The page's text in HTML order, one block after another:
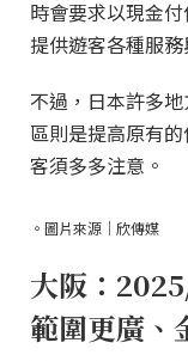
時會要求以現金
提供遊客各種服
不過，日本許多
區則是提高原有
客須多多注意。
。圖片來源｜欣傳媒
大阪：
範圍更廣、